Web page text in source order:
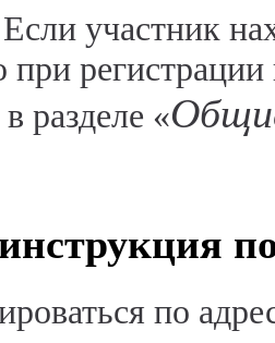
участник
при
разделе «
по